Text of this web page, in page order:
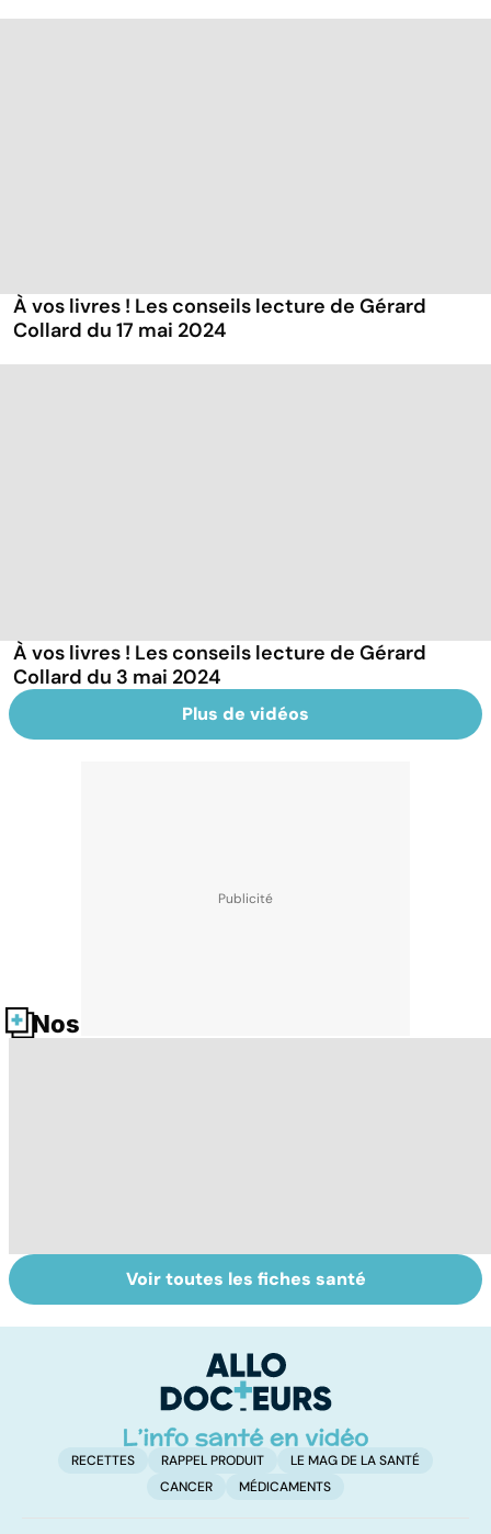
À vos livres ! Les conseils lecture de Gérard
Collard du 17 mai 2024
À vos livres ! Les conseils lecture de Gérard
Collard du 3 mai 2024
Plus de vidéos
Nos fiches santé
Tout savoir sur
les infections
Inflammation des
amygdales : que
d'angine ?
Voir toutes les fiches santé
RECETTES RAPPEL PRODUIT
LE MAG DE LA SANTÉ
CANCER
MÉDICAMENTS